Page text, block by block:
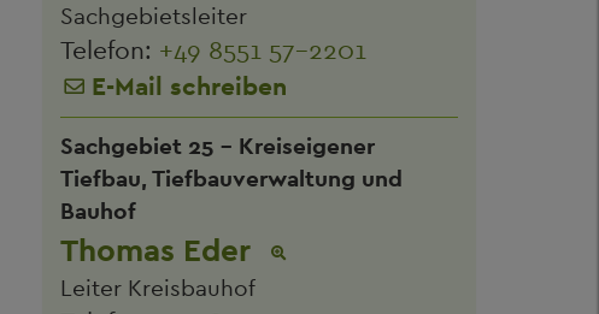
Sachgebietsleiter
Telefon: +49 8551 57-2201
E-Mail schreiben
Sachgebiet 25 - Kreiseigener
Tiefbau, Tiefbauverwaltung und
Bauhof
Thomas Eder
Leiter Kreisbauhof